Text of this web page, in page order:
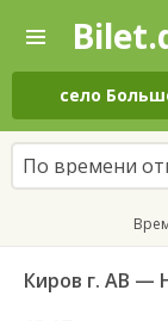
—
Поиск
и
покупка
билетов
на
автобус
онлайн
село
По времени
Киров г. АВ —